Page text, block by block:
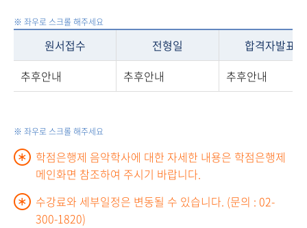
원서접수 전형일
합격자발표
추후안내
추후안내 추후안내
학점은행제 음악학사에 대한 자세한 내용은 학점은행제
메인화면 참조하여 주시기 바랍니다.
수강료와 세부일정은 변동될 수 있습니다. (문의 : 02-
300-1820)